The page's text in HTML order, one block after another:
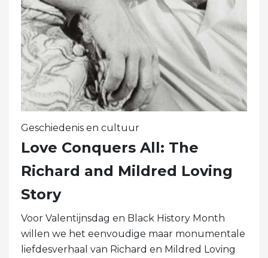
Geschiedenis en cultuur
Love Conquers All: The
Richard and Mildred Loving
Story
Voor Valentijnsdag en Black History Month
willen we het eenvoudige maar monumentale
liefdesverhaal van Richard en Mildred Loving